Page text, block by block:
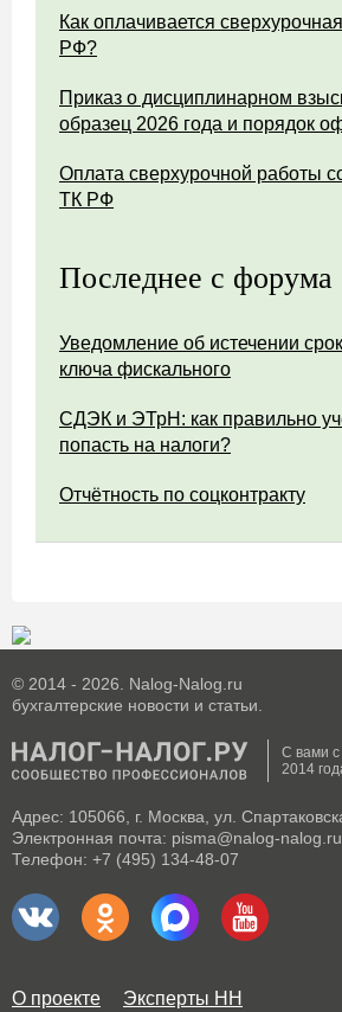
Как оплачивается
РФ?
Приказ о дисциплинарном
образец 2026 года и порядок
Оплата сверхурочной работы
ТК РФ
Последнее с форума
Уведомление об истечении
ключа фискального
СДЭК и ЭТрН: как правильно
попасть на налоги?
Отчётность по соцконтракту
© 2014 - 2026. Nalog-Nalog.ru
бухгалтерские новости и статьи.
С вами с
2014
Адрес: 105066, г. Москва, ул.
Электронная почта: pisma@nalog-nalog.ru
Телефон: +7 (495) 134-48-07
О проекте Эксперты НН